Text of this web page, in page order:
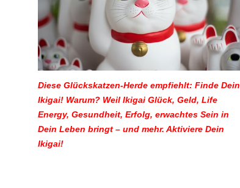
Diese Glückskatzen-Herde empfiehlt: Finde Dein
Ikigai! Warum? Weil Ikigai Glück, Geld, Life
Energy, Gesundheit, Erfolg, erwachtes Sein in
Dein Leben bringt – und mehr. Aktiviere Dein
Ikigai!